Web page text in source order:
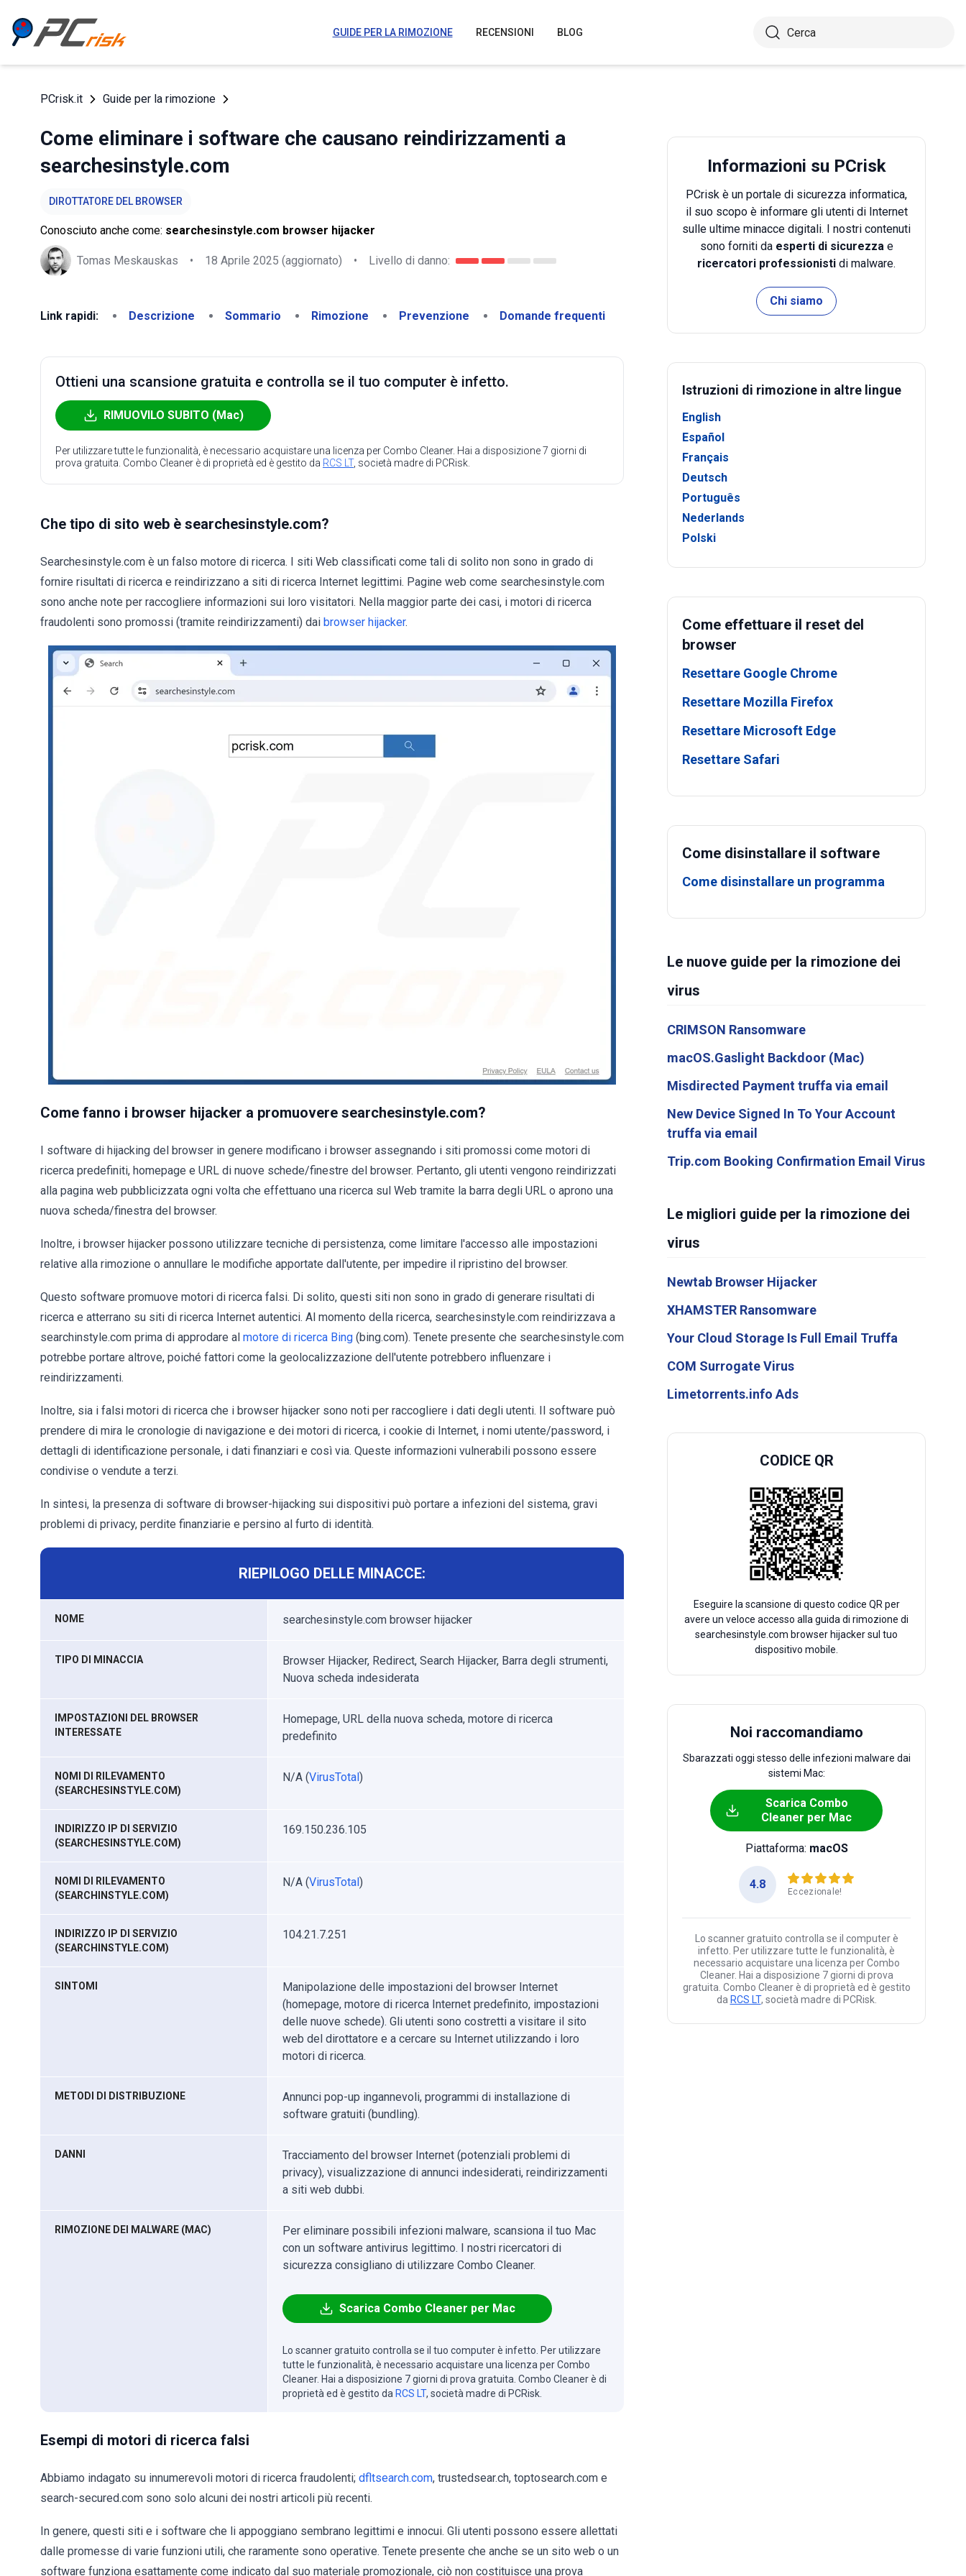
GUIDE PER LA RIMOZIONE RECENSIONI BLOG
PCrisk.it Guide per la rimozione
Come eliminare i software che causano reindirizzamenti a
searchesinstyle.com
DIROTTATORE DEL BROWSER
Conosciuto anche come: searchesinstyle.com browser hijacker
Tomas Meskauskas • 18 Aprile 2025 (aggiornato) • Livello di danno:
Link rapidi: Descrizione Sommario Rimozione Prevenzione Domande frequenti
Ottieni una scansione gratuita e controlla se il tuo computer è infetto.
RIMUOVILO SUBITO (Mac)
Per utilizzare tutte le funzionalità, è necessario acquistare una licenza per Combo Cleaner. Hai a disposizione 7 giorni di
prova gratuita. Combo Cleaner è di proprietà ed è gestito da RCS LT, società madre di PCRisk.
Che tipo di sito web è searchesinstyle.com?
Searchesinstyle.com è un falso motore di ricerca. I siti Web classificati come tali di solito non sono in grado di
fornire risultati di ricerca e reindirizzano a siti di ricerca Internet legittimi. Pagine web come searchesinstyle.com
sono anche note per raccogliere informazioni sui loro visitatori. Nella maggior parte dei casi, i motori di ricerca
fraudolenti sono promossi (tramite reindirizzamenti) dai browser hijacker.
Come fanno i browser hijacker a promuovere searchesinstyle.com?
I software di hijacking del browser in genere modificano i browser assegnando i siti promossi come motori di
ricerca predefiniti, homepage e URL di nuove schede/finestre del browser. Pertanto, gli utenti vengono reindirizzati
alla pagina web pubblicizzata ogni volta che effettuano una ricerca sul Web tramite la barra degli URL o aprono una
nuova scheda/finestra del browser.
Inoltre, i browser hijacker possono utilizzare tecniche di persistenza, come limitare l'accesso alle impostazioni
relative alla rimozione o annullare le modifiche apportate dall'utente, per impedire il ripristino del browser.
Questo software promuove motori di ricerca falsi. Di solito, questi siti non sono in grado di generare risultati di
ricerca e atterrano su siti di ricerca Internet autentici. Al momento della ricerca, searchesinstyle.com reindirizzava a
searchinstyle.com prima di approdare al motore di ricerca Bing (bing.com). Tenete presente che searchesinstyle.com
potrebbe portare altrove, poiché fattori come la geolocalizzazione dell'utente potrebbero influenzare i
reindirizzamenti.
Inoltre, sia i falsi motori di ricerca che i browser hijacker sono noti per raccogliere i dati degli utenti. Il software può
prendere di mira le cronologie di navigazione e dei motori di ricerca, i cookie di Internet, i nomi utente/password, i
dettagli di identificazione personale, i dati finanziari e così via. Queste informazioni vulnerabili possono essere
condivise o vendute a terzi.
In sintesi, la presenza di software di browser-hijacking sui dispositivi può portare a infezioni del sistema, gravi
problemi di privacy, perdite finanziarie e persino al furto di identità.
RIEPILOGO DELLE MINACCE:
NOME searchesinstyle.com browser hijacker
TIPO DI MINACCIA
Browser Hijacker, Redirect, Search Hijacker, Barra degli strumenti,
Nuova scheda indesiderata
IMPOSTAZIONI DEL BROWSER
INTERESSATE
Homepage, URL della nuova scheda, motore di ricerca
predefinito
NOMI DI RILEVAMENTO
(SEARCHESINSTYLE.COM)
N/A (VirusTotal)
INDIRIZZO IP DI SERVIZIO
(SEARCHESINSTYLE.COM)
169.150.236.105
NOMI DI RILEVAMENTO
(SEARCHINSTYLE.COM)
N/A (VirusTotal)
INDIRIZZO IP DI SERVIZIO
(SEARCHINSTYLE.COM)
104.21.7.251
SINTOMI
Manipolazione delle impostazioni del browser Internet
(homepage, motore di ricerca Internet predefinito, impostazioni
delle nuove schede). Gli utenti sono costretti a visitare il sito
web del dirottatore e a cercare su Internet utilizzando i loro
motori di ricerca.
METODI DI DISTRIBUZIONE
Annunci pop-up ingannevoli, programmi di installazione di
software gratuiti (bundling).
DANNI
Tracciamento del browser Internet (potenziali problemi di
privacy), visualizzazione di annunci indesiderati, reindirizzamenti
a siti web dubbi.
RIMOZIONE DEI MALWARE (MAC)
Per eliminare possibili infezioni malware, scansiona il tuo Mac
con un software antivirus legittimo. I nostri ricercatori di
sicurezza consigliano di utilizzare Combo Cleaner.
Scarica Combo Cleaner per Mac
Lo scanner gratuito controlla se il tuo computer è infetto. Per utilizzare
tutte le funzionalità, è necessario acquistare una licenza per Combo
Cleaner. Hai a disposizione 7 giorni di prova gratuita. Combo Cleaner è di
proprietà ed è gestito da RCS LT, società madre di PCRisk.
Esempi di motori di ricerca falsi
Abbiamo indagato su innumerevoli motori di ricerca fraudolenti; dfltsearch.com, trustedsear.ch, toptosearch.com e
search-secured.com sono solo alcuni dei nostri articoli più recenti.
In genere, questi siti e i software che li appoggiano sembrano legittimi e innocui. Gli utenti possono essere allettati
dalle promesse di varie funzioni utili, che raramente sono operative. Tenete presente che anche se un sito web o un
software funziona esattamente come indicato dal suo materiale promozionale, ciò non costituisce una prova
Informazioni su PCrisk
PCrisk è un portale di sicurezza informatica,
il suo scopo è informare gli utenti di Internet
sulle ultime minacce digitali. I nostri contenuti
sono forniti da esperti di sicurezzae
ricercatori professionisti di malware.
Chi siamo
Istruzioni di rimozione in altre lingue
English
Español
Français
Deutsch
Português
Nederlands
Polski
Come effettuare il reset del
browser
Resettare Google Chrome
Resettare Mozilla Firefox
Resettare Microsoft Edge
Resettare Safari
Come disinstallare il software
Come disinstallare un programma
Le nuove guide per la rimozione dei
virus
CRIMSON Ransomware
macOS.Gaslight Backdoor (Mac)
Misdirected Payment truffa via email
New Device Signed In To Your Account
truffa via email
Trip.com Booking Confirmation Email Virus
Le migliori guide per la rimozione dei
virus
Newtab Browser Hijacker
XHAMSTER Ransomware
Your Cloud Storage Is Full Email Truffa
COM Surrogate Virus
Limetorrents.info Ads
CODICE QR
Eseguire la scansione di questo codice QR per
avere un veloce accesso alla guida di rimozione di
searchesinstyle.com browser hijacker sul tuo
dispositivo mobile.
Noi raccomandiamo
Sbarazzati oggi stesso delle infezioni malware dai
sistemi Mac:
Scarica Combo
Cleaner per Mac
Piattaforma: macOS
4.8
Eccezionale!
Lo scanner gratuito controlla se il computer è
infetto. Per utilizzare tutte le funzionalità, è
necessario acquistare una licenza per Combo
Cleaner. Hai a disposizione 7 giorni di prova
gratuita. Combo Cleaner è di proprietà ed è gestito
da RCS LT, società madre di PCRisk.